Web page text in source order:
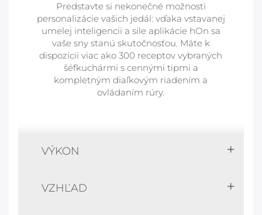
Predstavte si nekonečné možnosti
personalizácie vašich jedál: vďaka vstavanej
umelej inteligencii a sile aplikácie hOn sa
vaše sny stanú skutočnosťou. Máte k
dispozícii viac ako 300 receptov vybraných
šéfkuchármi s cennými tipmi a
kompletným diaľkovým riadením a
ovládaním rúry.
VÝKON
VZHĽAD